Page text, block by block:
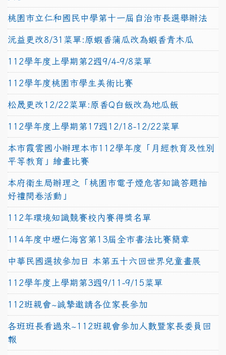
桃園市立仁和國民中學第十一屆自治市長選舉辦法
沅益更改8/31菜單:原蝦香蒲瓜改為蝦香青木瓜
112學年度上學期第2週9/4-9/8菜單
112學年度桃園市學生美術比賽
松晟更改12/22菜單:原香Q白飯改為地瓜飯
112學年度上學期第17週12/18-12/22菜單
本市霞雲國小辦理本市112學年度「月經教育及性別
平等教育」繪畫比賽
本府衛生局辦理之「桃園市電子煙危害知識答題抽
好禮問卷活動」
112年環境知識競賽校內賽得獎名單
114年度中壢仁海宮第13屆全市書法比賽簡章
中華民國選拔參加日 本第五十六回世界兒童畫展
112學年度上學期第3週9/11-9/15菜單
112班親會~誠摯邀請各位家長參加
各班班長看過來~112班親會參加人數暨家長委員回
報